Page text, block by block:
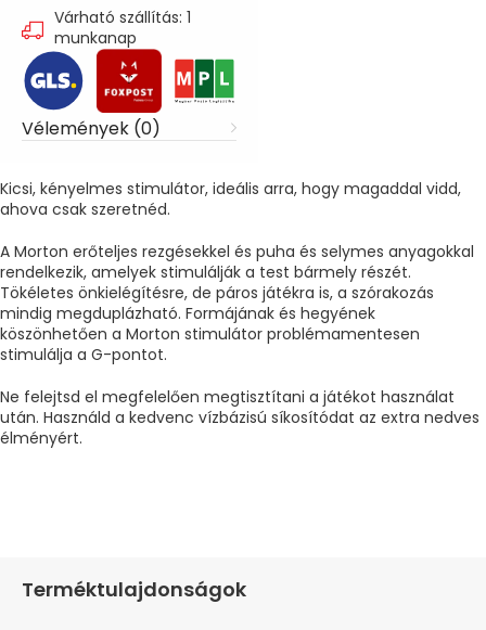
Várható szállítás: 1
munkanap
Vélemények (0)
Kicsi, kényelmes stimulátor, ideális arra, hogy magaddal vidd,
ahova csak szeretnéd.
A Morton erőteljes rezgésekkel és puha és selymes anyagokkal
rendelkezik, amelyek stimulálják a test bármely részét.
Tökéletes önkielégítésre, de páros játékra is, a szórakozás
mindig megduplázható. Formájának és hegyének
köszönhetően a Morton stimulátor problémamentesen
stimulálja a G-pontot.
Ne felejtsd el megfelelően megtisztítani a játékot használat
után. Használd a kedvenc vízbázisú síkosítódat az extra nedves
élményért.
Terméktulajdonságok